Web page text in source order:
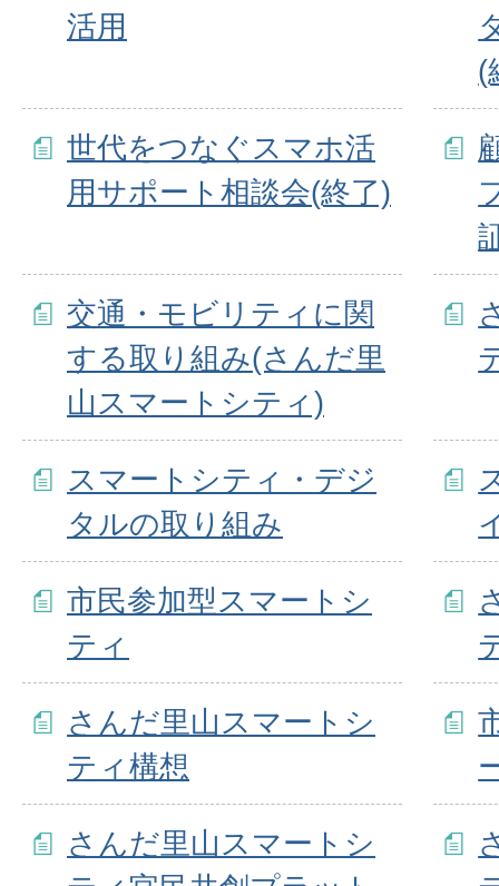
活用
(
世代をつなぐスマホ活
用サポート相談会(終了)
交通・モビリティに関
する取り組み(さんだ里
山スマートシティ)
スマートシティ・デジ
タルの取り組み
市民参加型スマートシ
ティ
さんだ里山スマートシ
ティ構想
さんだ里山スマートシ